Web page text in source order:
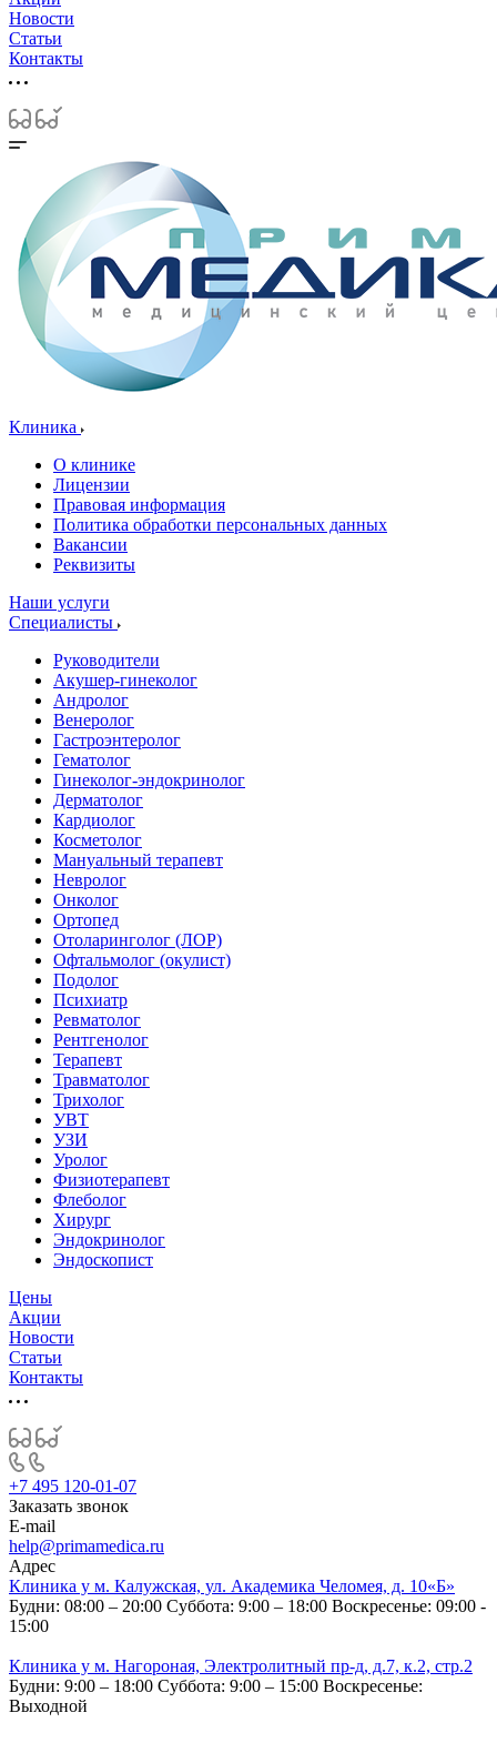
Новости
Статьи
Контакты
Клиника
О клинике
Лицензии
Правовая информация
Политика обработки персональных данных
Вакансии
Реквизиты
Наши услуги
Специалисты
Руководители
Акушер-гинеколог
Андролог
Венеролог
Гастроэнтеролог
Гематолог
Гинеколог-эндокринолог
Дерматолог
Кардиолог
Косметолог
Мануальный терапевт
Невролог
Онколог
Ортопед
Отоларинголог (ЛОР)
Офтальмолог (окулист)
Подолог
Психиатр
Ревматолог
Рентгенолог
Терапевт
Травматолог
Трихолог
УВТ
УЗИ
Уролог
Физиотерапевт
Флеболог
Хирург
Эндокринолог
Эндоскопист
Цены
Акции
Новости
Статьи
Контакты
+7 495 120-01-07
Заказать звонок
E-mail
help@primamedica.ru
Адрес
Клиника у м. Калужская, ул. Академика Челомея, д. 10«Б»
Будни: 08:00 – 20:00 Суббота: 9:00 – 18:00 Воскресенье: 09:00 -
15:00
Клиника у м. Нагороная, Электролитный пр-д, д.7, к.2, стр.2
Будни: 9:00 – 18:00 Суббота: 9:00 – 15:00 Воскресенье:
Выходной